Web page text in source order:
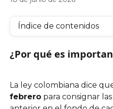
Índice de contenidos
¿Por qué es
La ley colombiana dice
febrero para consignar